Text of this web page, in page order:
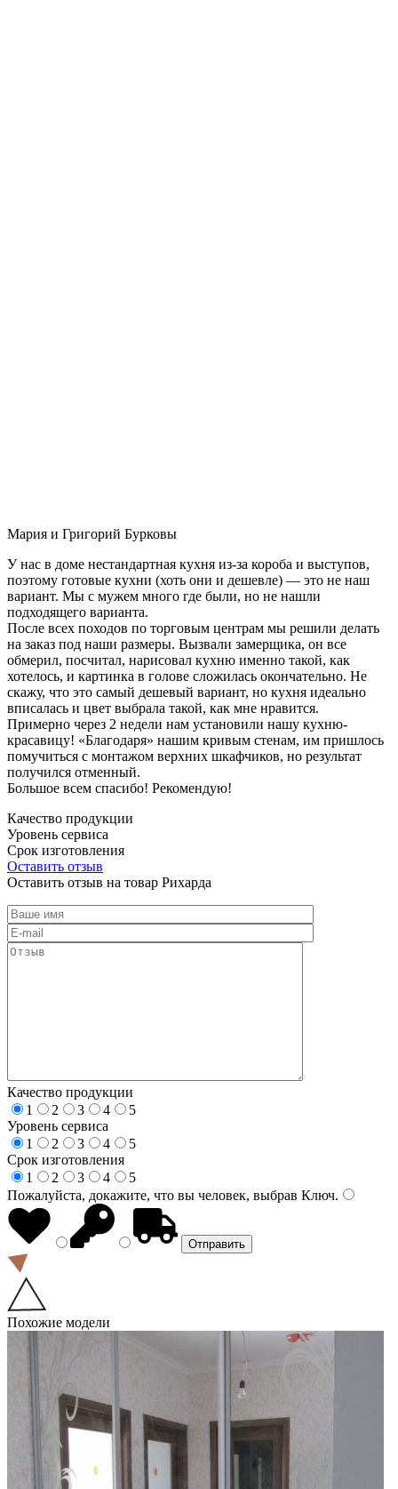
Мария и Григорий Бурковы
У нас в доме нестандартная кухня из-за короба и выступов,
поэтому готовые кухни (хоть они и дешевле) — это не наш
вариант. Мы с мужем много где были, но не нашли
подходящего варианта.
После всех походов по торговым центрам мы решили делать
на заказ под наши размеры. Вызвали замерщика, он все
обмерил, посчитал, нарисовал кухню именно такой, как
хотелось, и картинка в голове сложилась окончательно. Не
скажу, что это самый дешевый вариант, но кухня идеально
вписалась и цвет выбрала такой, как мне нравится.
Примерно через 2 недели нам установили нашу кухню-
красавицу! «Благодаря» нашим кривым стенам, им пришлось
помучиться с монтажом верхних шкафчиков, но результат
получился отменный.
Большое всем спасибо! Рекомендую!
Качество продукции
Уровень сервиса
Срок изготовления
Оставить отзыв
Оставить отзыв на товар Рихарда
Качество продукции
1
2 3 4
5
Уровень сервиса
1
2 3 4
5
Срок изготовления
1
2 3 4
5
Пожалуйста, докажите, что вы человек, выбрав Ключ.
Похожие модели